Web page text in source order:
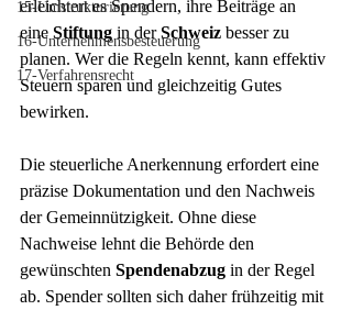
15-Umstrukturierung
16-Unternehmensbesteuerung
17-Verfahrensrecht
erleichtert es Spendern, ihre Beiträge an
eine Stiftung in der Schweiz besser zu
planen. Wer die Regeln kennt, kann effektiv
Steuern sparen und gleichzeitig Gutes
bewirken.
Die steuerliche Anerkennung erfordert eine
präzise Dokumentation und den Nachweis
der Gemeinnützigkeit. Ohne diese
Nachweise lehnt die Behörde den
gewünschten Spendenabzug in der Regel
ab. Spender sollten sich daher frühzeitig mit